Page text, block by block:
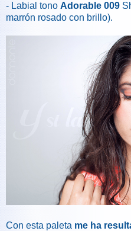
- Labial tono Adorable 009
marrón rosado con brillo).
Con esta paleta me ha